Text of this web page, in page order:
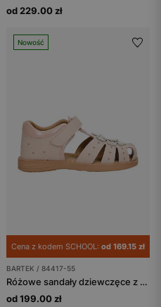
od 229.00 zł
Nowość
Cena z kodem SCHOOL: od 169.15 zł
BARTEK / 84417-55
Różowe sandały dziewczęce z aplikacją w kwiaty z dwoiny foliowanej
od 199.00 zł